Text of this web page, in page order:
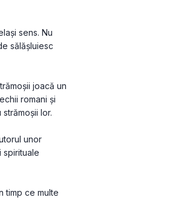
sens. Nu
sălășluiesc
joacă un
romani și
lor.
unor
spirituale
timp ce multe